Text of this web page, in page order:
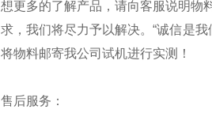
想更多的了解产品，请向客服说明物
求，我们将尽力予以解决。“诚信是
将物料邮寄我公司试机进行实测！
售后服务：